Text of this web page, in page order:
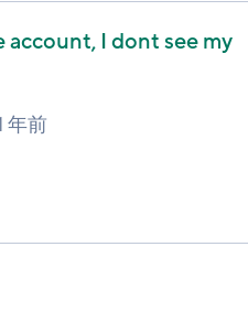
account, I dont see my
年前